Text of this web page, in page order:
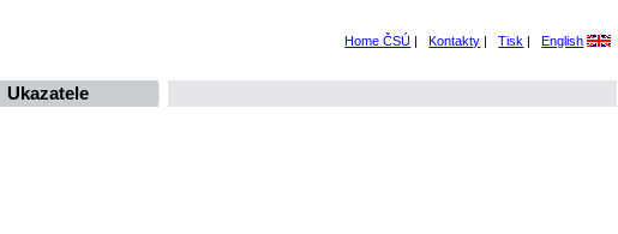
Home ČSÚ | Kontakty | Tisk | English
Ukazatele